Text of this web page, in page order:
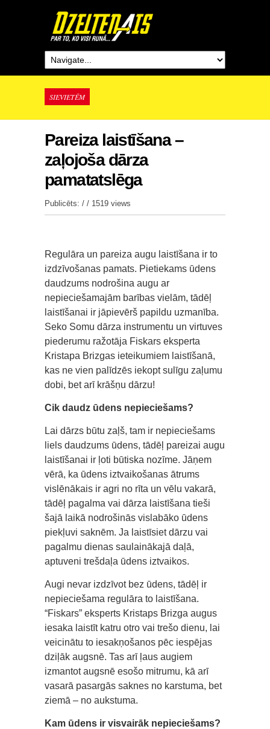
SIEVIETĒM
Pareiza laistīšana –
zaļojoša dārza
pamatatslēga
Publicēts: / / 1519 views
Regulāra un pareiza augu laistīšana ir to
izdzīvošanas pamats. Pietiekams ūdens
daudzums nodrošina augu ar
nepieciešamajām barības vielām, tādēļ
laistīšanai ir jāpievērš papildu uzmanība.
Seko Somu dārza instrumentu un virtuves
piederumu ražotāja Fiskars eksperta
Kristapa Brizgas ieteikumiem laistīšanā,
kas ne vien palīdzēs iekopt sulīgu zaļumu
dobi, bet arī krāšņu dārzu!
Cik daudz ūdens nepieciešams?
Lai dārzs būtu zaļš, tam ir nepieciešams
liels daudzums ūdens, tādēļ pareizai augu
laistīšanai ir ļoti būtiska nozīme. Jāņem
vērā, ka ūdens iztvaikošanas ātrums
vislēnākais ir agri no rīta un vēlu vakarā,
tādēļ pagalma vai dārza laistīšana tieši
šajā laikā nodrošinās vislabāko ūdens
piekļuvi saknēm. Ja laistīsiet dārzu vai
pagalmu dienas saulainākajā daļā,
aptuveni trešdaļa ūdens iztvaikos.
Augi nevar izdzīvot bez ūdens, tādēļ ir
nepieciešama regulāra to laistīšana.
“Fiskars” eksperts Kristaps Brizga augus
iesaka laistīt katru otro vai trešo dienu, lai
veicinātu to iesakņošanos pēc iespējas
dziļāk augsnē. Tas arī ļaus augiem
izmantot augsnē esošo mitrumu, kā arī
vasarā pasargās saknes no karstuma, bet
ziemā – no aukstuma.
Kam ūdens ir visvairāk nepieciešams?